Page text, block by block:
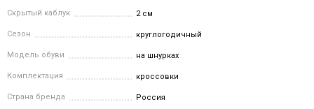
Скрытый каблук 2 см
Сезон круглогодичный
Модель обуви на шнурках
Комплектация кроссовки
Страна бренда Россия